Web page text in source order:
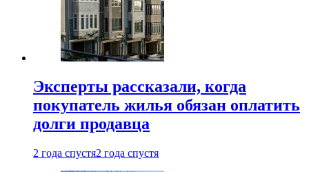
Эксперты рассказали, когда
покупатель жилья обязан оплатить
долги продавца
2 года спустя2 года спустя